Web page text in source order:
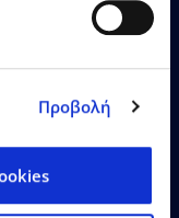
Προβολή